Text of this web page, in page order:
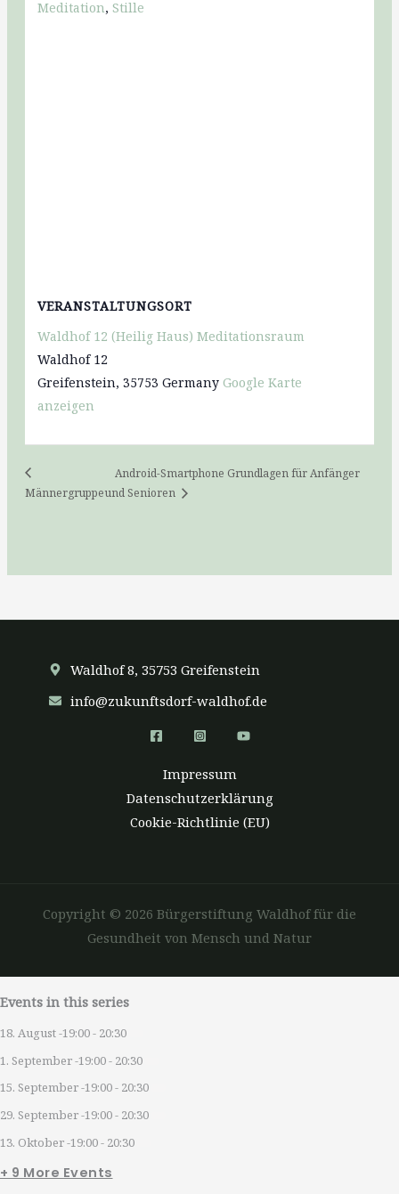
Meditation,Stille
VERANSTALTUNGSORT
Waldhof 12 (Heilig Haus) Meditationsraum
Waldhof 12
Greifenstein, 35753 Germany Google Karte
anzeigen
Männergruppe
Android-Smartphone Grundlagen für Anfänger
und Senioren
Waldhof 8, 35753 Greifenstein
info@zukunftsdorf-waldhof.de
Impressum
Datenschutzerklärung
Cookie-Richtlinie (EU)
Copyright © 2026 Bürgerstiftung Waldhof für die
Gesundheit von Mensch und Natur
Events in this series
18. August -19:00- 20:30
1. September -19:00- 20:30
15. September -19:00- 20:30
29. September -19:00- 20:30
13. Oktober -19:00- 20:30
+ 9 More Events